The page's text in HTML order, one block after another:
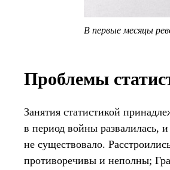
В первые месяцы
Проблемы
Занятия статистикой
в период войны развалилась,
не существовало.
противоречивы и неполны;